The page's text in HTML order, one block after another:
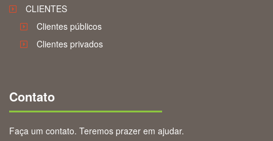
CLIENTES
Clientes públicos
Clientes privados
Contato
Faça um contato. Teremos prazer em ajudar.